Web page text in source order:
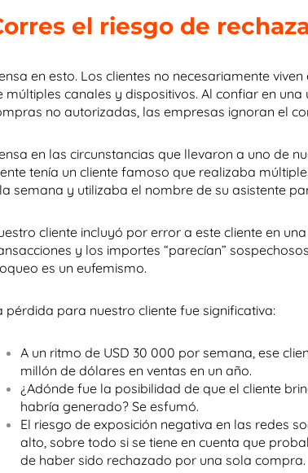
el riesgo de
en esto. Los clientes no necesariamente
múltiples canales y dispositivos. Al confiar en
no autorizadas, las empresas ignoran el
en las circunstancias que llevaron a uno de
tenía un cliente famoso que realizaba
semana y utilizaba el nombre de su asistente
cliente incluyó por error a este cliente en
y los importes “parecían”
es un eufemismo.
pérdida para nuestro cliente fue significativa:
A un ritmo de USD 30 000 por semana, ese
millón de dólares en ventas en un año.
¿Adónde fue la posibilidad de que el cliente
habría generado? Se esfumó.
El riesgo de exposición negativa en las redes
alto, sobre todo si se tiene en cuenta que
de haber sido rechazado por una sola compra.